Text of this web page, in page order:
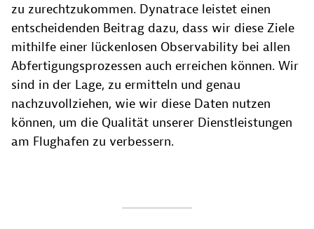
zu zurechtzukommen. Dynatrace leistet einen
entscheidenden Beitrag dazu, dass wir diese Ziele
mithilfe einer lückenlosen Observability bei allen
Abfertigungsprozessen auch erreichen können. Wir
sind in der Lage, zu ermitteln und genau
nachzuvollziehen, wie wir diese Daten nutzen
können, um die Qualität unserer Dienstleistungen
am Flughafen zu verbessern.